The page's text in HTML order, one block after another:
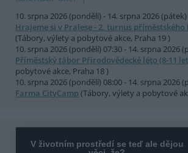
10. srpna 2026 (pondělí) - 14. srpna 2026 (pátek)
Hrajeme si v Pralese - 2. turnus
(Tábory, výlety a pobytové akce, Praha 19 )
10. srpna 2026 (pondělí) 07:30 - 14. srpna 2026
Příměstský tábor Přírodovědecké léto (8-11
pobytové akce, Praha 18 )
10. srpna 2026 (pondělí) 08:00 - 14. srpna 2026
Farma CityCamp (Tábory, výlety a pobytové